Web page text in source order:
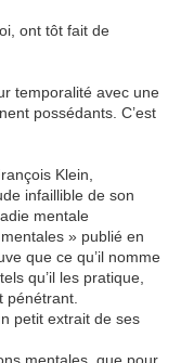
ont tôt fait de
temporalité avec une
possédants. C’est
Klein,
infaillible de son
mentale
» publié en
que ce qu’il nomme
qu’il les pratique,
pénétrant.
petit extrait de ses